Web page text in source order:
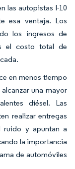
las autopistas I-10
esa ventaja. Los
los ingresos de
el costo total de
en menos tiempo
una mayor
diésel. Las
realizar entregas
ruido y apuntan a
la importancia
de automóviles